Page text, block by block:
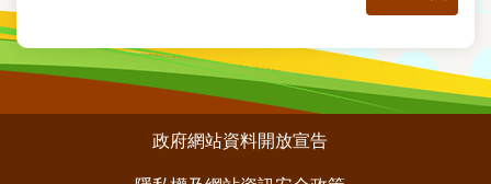
政府網站資料開放宣告